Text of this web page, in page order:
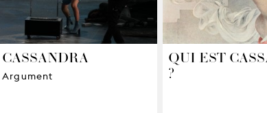
CASSANDRA
Argument
QUI EST
?